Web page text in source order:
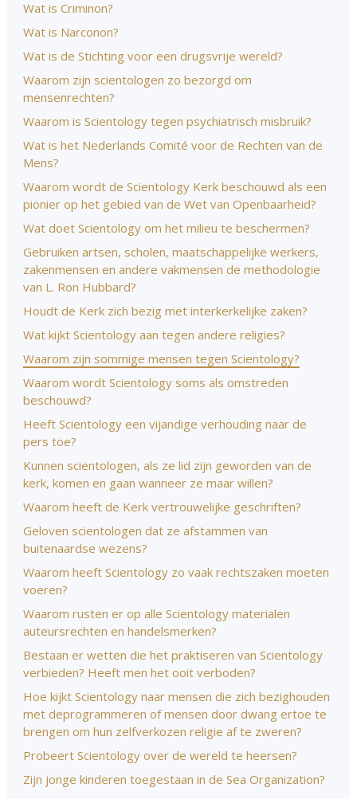
Wat is Criminon?
Wat is Narconon?
Wat is de Stichting voor een drugsvrije wereld?
Waarom zijn scientologen zo bezorgd om
mensenrechten?
Waarom is Scientology tegen psychiatrisch misbruik?
Wat is het Nederlands Comité voor de Rechten van de
Mens?
Waarom wordt de Scientology Kerk beschouwd als een
pionier op het gebied van de Wet van Openbaarheid?
Wat doet Scientology om het milieu te beschermen?
Gebruiken artsen, scholen, maatschappelijke werkers,
zakenmensen en andere vakmensen de methodologie
van L. Ron Hubbard?
Houdt de Kerk zich bezig met interkerkelijke zaken?
Wat kijkt Scientology aan tegen andere religies?
Waarom zijn sommige mensen tegen Scientology?
Waarom wordt Scientology soms als omstreden
beschouwd?
Heeft Scientology een vijandige verhouding naar de
pers toe?
Kunnen scientologen, als ze lid zijn geworden van de
kerk, komen en gaan wanneer ze maar willen?
Waarom heeft de Kerk vertrouwelijke geschriften?
Geloven scientologen dat ze afstammen van
buitenaardse wezens?
Waarom heeft Scientology zo vaak rechtszaken moeten
voeren?
Waarom rusten er op alle Scientology materialen
auteursrechten en handelsmerken?
Bestaan er wetten die het praktiseren van Scientology
verbieden? Heeft men het ooit verboden?
Hoe kijkt Scientology naar mensen die zich bezighouden
met deprogrammeren of mensen door dwang ertoe te
brengen om hun zelfverkozen religie af te zweren?
Probeert Scientology over de wereld te heersen?
Zijn jonge kinderen toegestaan in de Sea Organization?